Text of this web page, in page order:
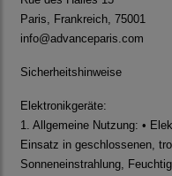
Paris, Frankreich, 75001
info@advanceparis.com
Sicherheitshinweise
Elektronikgeräte:
1. Allgemeine Nutzung: •
Einsatz in geschlossenen,
Sonneneinstrahlung,